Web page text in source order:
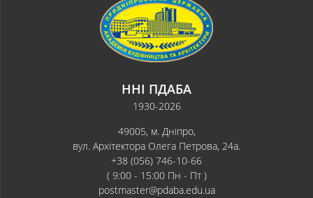
ННІ ПДАБА
1930-2026
49005, м. Дніпро,
вул. Архітектора Олега Петрова, 24а.
+38 (056) 746-10-66
( 9:00 - 15:00 Пн - Пт )
postmaster@pdaba.edu.ua